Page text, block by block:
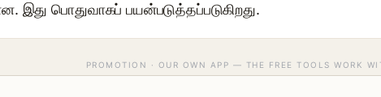
பொதுவாகப் பயன்படுத்தப்படுகிறது.
PROMOTION · OUR OWN APP — THE FREE TOOLS WORK